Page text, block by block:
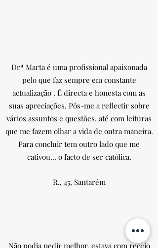
Drª Marta é uma profissional apaixonada
pelo que faz sempre em constante
actualização . É directa e honesta com as
suas apreciações. Pôs-me a reflectir sobre
vários assuntos e questões, até com leituras
que me fazem olhar a vida de outra maneira.
Para concluir tem outro lado que me
cativou... o facto de ser católica.
R., 45, Santarém
Não podia pedir melhor, estava com receio